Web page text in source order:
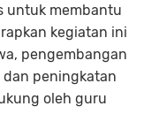
untuk membantu
kegiatan ini
pengembangan
dan peningkatan
oleh guru